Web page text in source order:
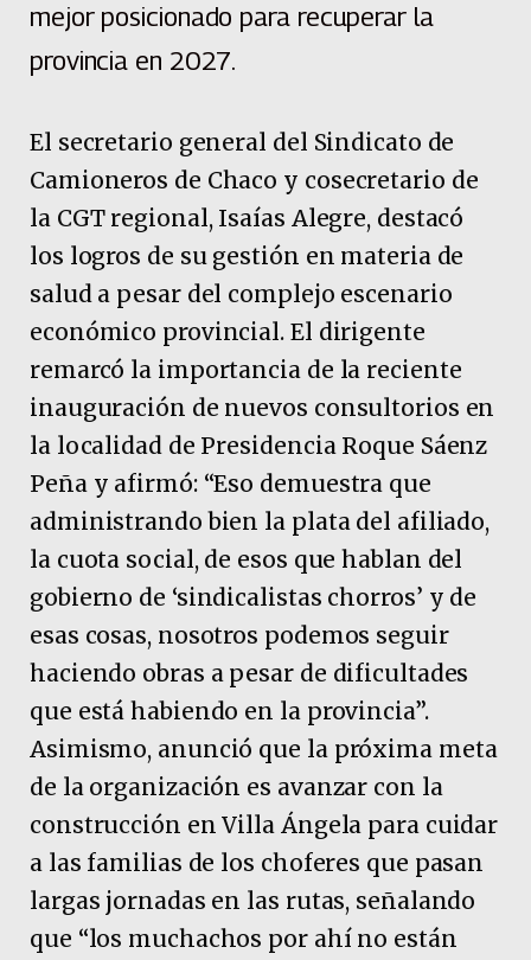
mejor posicionado para recuperar la
provincia en 2027.
El secretario general del Sindicato de
Camioneros de Chaco y cosecretario de
la CGT regional, Isaías Alegre, destacó
los logros de su gestión en materia de
salud a pesar del complejo escenario
económico provincial. El dirigente
remarcó la importancia de la reciente
inauguración de nuevos consultorios en
la localidad de Presidencia Roque Sáenz
Peña y afirmó: “Eso demuestra que
administrando bien la plata del afiliado,
la cuota social, de esos que hablan del
gobierno de ‘sindicalistas chorros’ y de
esas cosas, nosotros podemos seguir
haciendo obras a pesar de dificultades
que está habiendo en la provincia”.
Asimismo, anunció que la próxima meta
de la organización es avanzar con la
construcción en Villa Ángela para cuidar
a las familias de los choferes que pasan
largas jornadas en las rutas, señalando
que “los muchachos por ahí no están